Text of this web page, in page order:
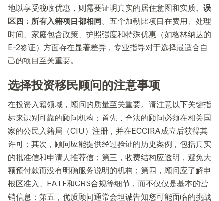
地以享受税收优惠，则需要证明真实的居住意图和实质。 误
区四：所有入籍项目都相同。五个加勒比项目在费用、处理
时间、家庭包含政策、护照强度和特殊优惠（如格林纳达的
E-2签证）方面存在显著差异，专业指导对于选择最适合自
己的项目至关重要。
选择投资移民顾问的注意事项
在投资入籍领域，顾问的质量至关重要。请注意以下关键指
标来识别可靠的顾问机构：首先，合法的顾问必须在相关国
家的公民入籍局（CIU）注册，并在ECCIRA成立后获得其
许可；其次，顾问应能提供经过验证的历史案例，包括真实
的批准信和申请人推荐信；第三，收费结构应透明，避免大
额预付款而没有明确服务说明的机构；第四，顾问应了解申
根区准入、FATF和CRS合规等细节，而不仅仅是基本的营
销信息；第五，优质顾问通常会坦诚告知您可能面临的挑战